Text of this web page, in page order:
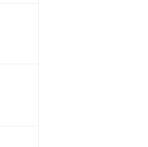
な
あれば